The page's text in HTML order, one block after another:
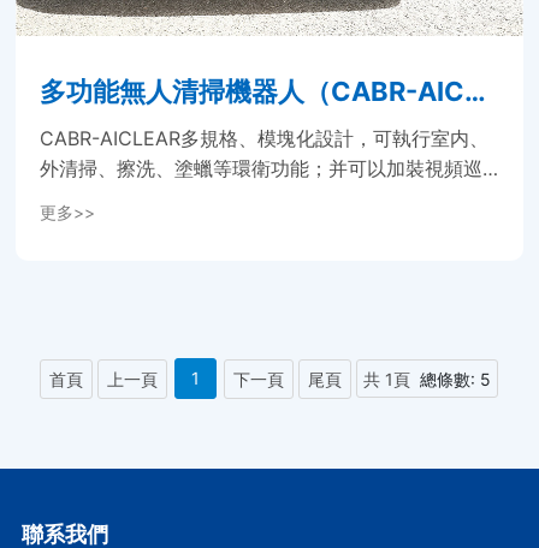
多功能無人清掃機器人（CABR-AICLE
AR ）...
CABR-AICLEAR多規格、模塊化設計，可執行室内、
外清掃、擦洗、塗蠟等環衛功能；并可以加裝視頻巡
邏、語音播報、多媒體宣傳、警燈指示、AI服務等定
制化模塊。可以分不同區域、不同樓層多車聯合調
更多>>
首頁 上一頁 1 下一頁 尾頁 共 1頁 總條數: 5
聯系我們